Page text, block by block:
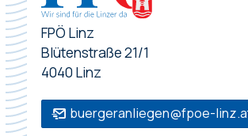
FPÖ Linz
Blütenstraße 21/1
4040 Linz
buergeranliegen@fpoe-